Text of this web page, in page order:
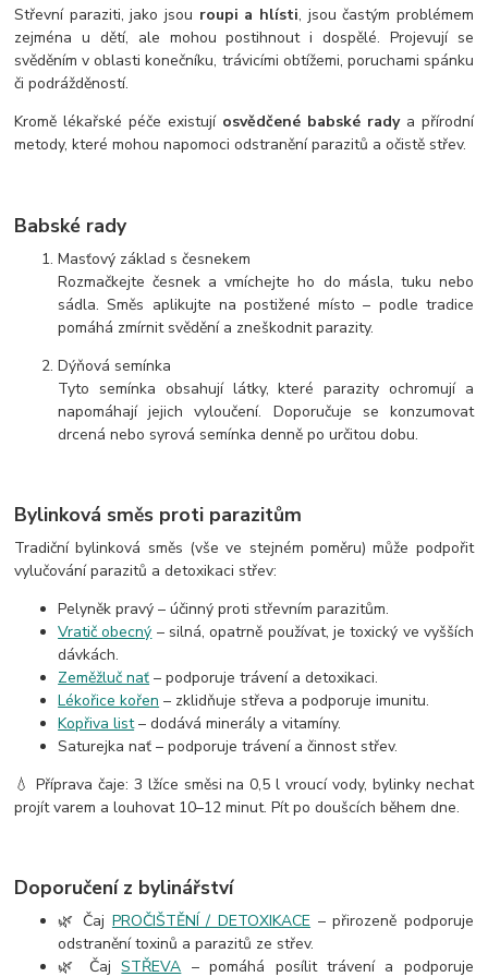
Střevní paraziti, jako jsou roupi a hlísti, jsou častým problémem
zejména u dětí, ale mohou postihnout i dospělé. Projevují se
svěděním v oblasti konečníku, trávicími obtížemi, poruchami spánku
či podrážděností.
Kromě lékařské péče existují osvědčené babské radya přírodní
metody, které mohou napomoci odstranění parazitů a očistě střev.
Babské rady
Masťový základ s česnekem
Rozmačkejte česnek a vmíchejte ho do másla, tuku nebo
sádla. Směs aplikujte na postižené místo – podle tradice
pomáhá zmírnit svědění a zneškodnit parazity.
Dýňová semínka
Tyto semínka obsahují látky, které parazity ochromují a
napomáhají jejich vyloučení. Doporučuje se konzumovat
drcená nebo syrová semínka denně po určitou dobu.
Bylinková směs proti parazitům
Tradiční bylinková směs (vše ve stejném poměru) může podpořit
vylučování parazitů a detoxikaci střev:
Pelyněk pravý – účinný proti střevním parazitům.
Vratič obecný – silná, opatrně používat, je toxický ve vyšších
dávkách.
Zeměžluč nať – podporuje trávení a detoxikaci.
Lékořice kořen – zklidňuje střeva a podporuje imunitu.
Kopřiva list– dodává minerály a vitamíny.
Saturejka nať – podporuje trávení a činnost střev.
💧 Příprava čaje: 3 lžíce směsi na 0,5 l vroucí vody, bylinky nechat
projít varem a louhovat 10–12 minut. Pít po doušcích během dne.
Doporučení z bylinářství
🌿 Čaj PROČIŠTĚNÍ / DETOXIKACE – přirozeně podporuje
odstranění toxinů a parazitů ze střev.
🌿 ČajSTŘEVA – pomáhá posílit trávení a podporuje